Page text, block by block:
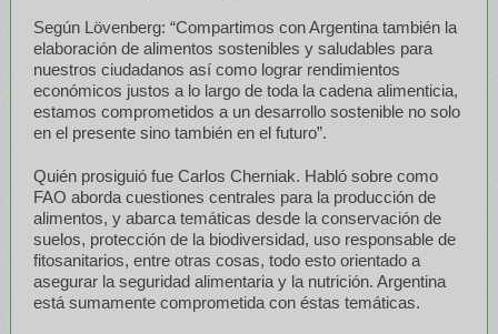
Según Lövenberg: “Compartimos con Argentina también la
elaboración de alimentos sostenibles y saludables para
nuestros ciudadanos así como lograr rendimientos
económicos justos a lo largo de toda la cadena alimenticia,
estamos comprometidos a un desarrollo sostenible no solo
en el presente sino también en el futuro”.
Quién prosiguió fue Carlos Cherniak. Habló sobre como
FAO aborda cuestiones centrales para la producción de
alimentos, y abarca temáticas desde la conservación de
suelos, protección de la biodiversidad, uso responsable de
fitosanitarios, entre otras cosas, todo esto orientado a
asegurar la seguridad alimentaria y la nutrición. Argentina
está sumamente comprometida con éstas temáticas.